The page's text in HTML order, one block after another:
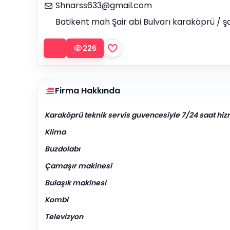
Shnarss633@gmail.com
Batikent mah Şair abi Bulvarı karaköprü /
226
Firma Hakkında
Karaköprü teknik servis guvencesiyle 7/24 saat
Klima
Buzdolabı
Çamaşır makinesi
Bulaşık makinesi
Kombi
Televizyon